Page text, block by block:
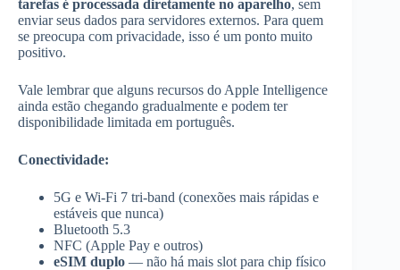
tarefas é processada diretamente no aparelho, sem
enviar seus dados para servidores externos. Para quem
se preocupa com privacidade, isso é um ponto muito
positivo.
Vale lembrar que alguns recursos do Apple Intelligence
ainda estão chegando gradualmente e podem ter
disponibilidade limitada em português.
Conectividade:
5G e Wi-Fi 7 tri-band (conexões mais rápidas e
estáveis que nunca)
Bluetooth 5.3
NFC (Apple Pay e outros)
eSIM duplo — não há mais slot para chip físico